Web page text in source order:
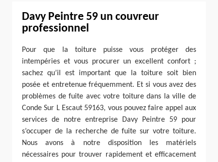
Davy Peintre 59 un couvreur
professionnel
Pour que la toiture puisse vous protéger des
intempéries et vous procurer un excellent confort ;
sachez qu’il est important que la toiture soit bien
posée et entretenue fréquemment. Et si vous avez des
problèmes de fuite avec votre toiture dans la ville de
Conde Sur L Escaut 59163, vous pouvez faire appel aux
services de notre entreprise Davy Peintre 59 pour
s’occuper de la recherche de fuite sur votre toiture.
Nous avons à notre disposition les matériels
nécessaires pour trouver rapidement et efficacement